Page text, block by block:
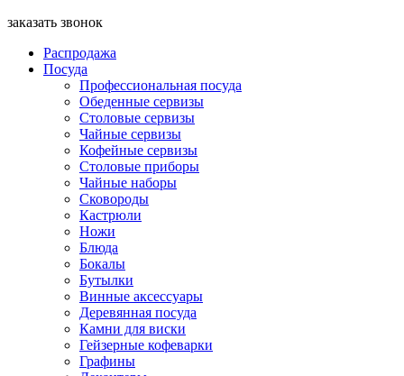
заказать звонок
Распродажа
Посуда
Профессиональная посуда
Обеденные сервизы
Столовые сервизы
Чайные сервизы
Кофейные сервизы
Столовые приборы
Чайные наборы
Сковороды
Кастрюли
Ножи
Блюда
Бокалы
Бутылки
Винные аксессуары
Деревянная посуда
Камни для виски
Гейзерные кофеварки
Графины